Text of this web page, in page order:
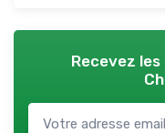
Recevez